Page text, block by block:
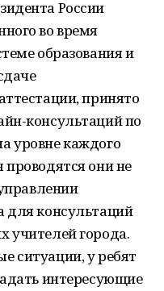
России
во время
образования и
принято
консультаций по
уровне каждого
они не
для консультаций
учителей города.
ситуации, у ребят
интересующие